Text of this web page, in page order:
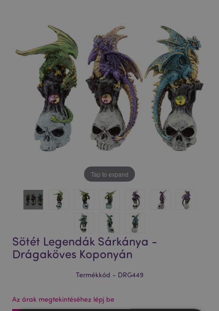
Tap to expand
Sötét Legendák Sárkánya -
Drágaköves Koponyán
Termékkód - DRG449
Az árak megtekintéséhez lépj be